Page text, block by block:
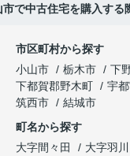
市で中古住宅を購入する
市区町村から探す
小山市
栃木市 下
下都賀郡野木町
宇
筑西市
結城市
町名から探す
大字間々田
大字羽川